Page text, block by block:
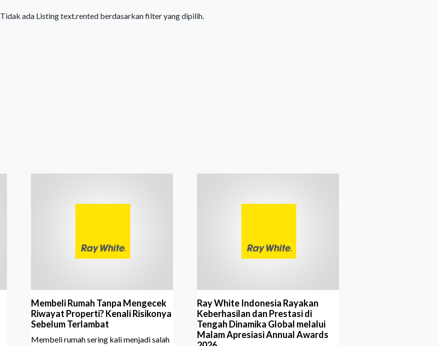
Tidak ada Listing text.rented berdasarkan filter yang dipilih.
Membeli Rumah Tanpa Mengecek
Riwayat Properti? Kenali Risikonya
Sebelum Terlambat
Membeli rumah sering kali menjadi salah
Ray White Indonesia Rayakan
Keberhasilan dan Prestasi di
Tengah Dinamika Global melalui
Malam Apresiasi Annual Awards